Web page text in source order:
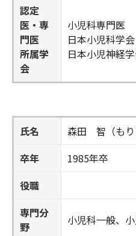
認定
医・専
門医
所属学
会
小児科専門医
日本小児科学会
日本小児神経
氏名
森田 智（もり
卒年
1985年卒
役職
専門分
野
小児科一般、